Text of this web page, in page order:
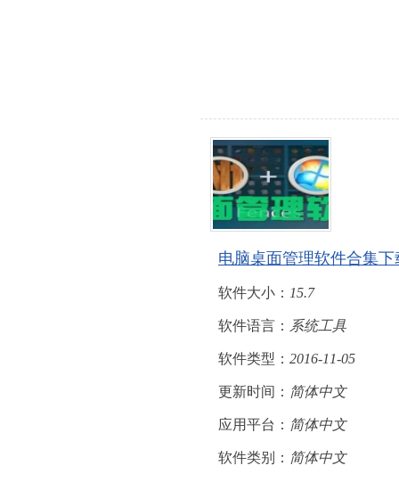
电脑桌面管理软件合集下
软件大小： 15.7
软件语言： 系统工具
软件类型： 2016-11-05
更新时间： 简体中文
应用平台： 简体中文
软件类别： 简体中文